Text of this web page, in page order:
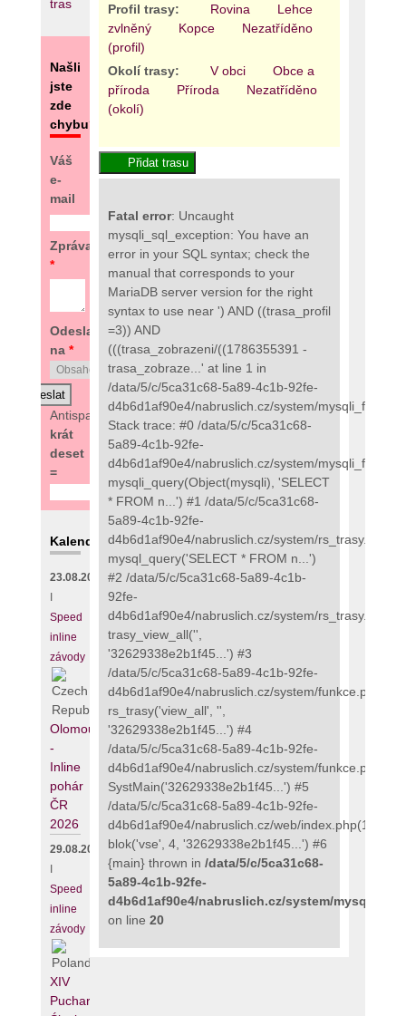
Našli
jste
zde
chybu?
Váš
e-
mail
Zpráva
*
Odeslat
na *
Antispam:
8
krát
deset
=
Kalendář
23.08.2026
Speed
inline
závody
Olomouc
-
Inline
pohár
ČR
2026
29.08.2026
Speed
inline
závody
XIV
Puchar
Profil trasy:
Rovina
Lehce
zvlněný
Kopce
Nezatříděno
(profil)
Okolí trasy:
V obci
Obce a
příroda
Příroda
Nezatříděno
(okolí)
Fatal error: Uncaught
mysqli_sql_exception: You have an
error in your SQL syntax; check the
manual that corresponds to your
MariaDB server version for the right
syntax to use near ') AND ((trasa_profil
=3)) AND
(((trasa_zobrazeni/((1786355391 -
trasa_zobraze...' at line 1 in
/data/5/c/5ca31c68-5a89-4c1b-92fe-
d4b6d1af90e4/nabruslich.cz/system/
Stack trace: #0 /data/5/c/5ca31c68-
5a89-4c1b-92fe-
d4b6d1af90e4/nabruslich.cz/system/
mysqli_query(Object(mysqli), 'SELECT
* FROM n...') #1 /data/5/c/5ca31c68-
5a89-4c1b-92fe-
d4b6d1af90e4/nabruslich.cz/system/
mysql_query('SELECT * FROM n...')
#2 /data/5/c/5ca31c68-5a89-4c1b-
92fe-
d4b6d1af90e4/nabruslich.cz/system/
trasy_view_all('',
'32629338e2b1f45...') #3
/data/5/c/5ca31c68-5a89-4c1b-92fe-
d4b6d1af90e4/nabruslich.cz/system/
rs_trasy('view_all', '',
'32629338e2b1f45...') #4
/data/5/c/5ca31c68-5a89-4c1b-92fe-
d4b6d1af90e4/nabruslich.cz/system/
SystMain('32629338e2b1f45...') #5
/data/5/c/5ca31c68-5a89-4c1b-92fe-
d4b6d1af90e4/nabruslich.cz/web/index.php(111):
blok('vse', 4, '32629338e2b1f45...') #6
{main} thrown in /data/5/c/5ca31c68-
5a89-4c1b-92fe-
d4b6d1af90e4/nabruslich.cz/system/
on line 20